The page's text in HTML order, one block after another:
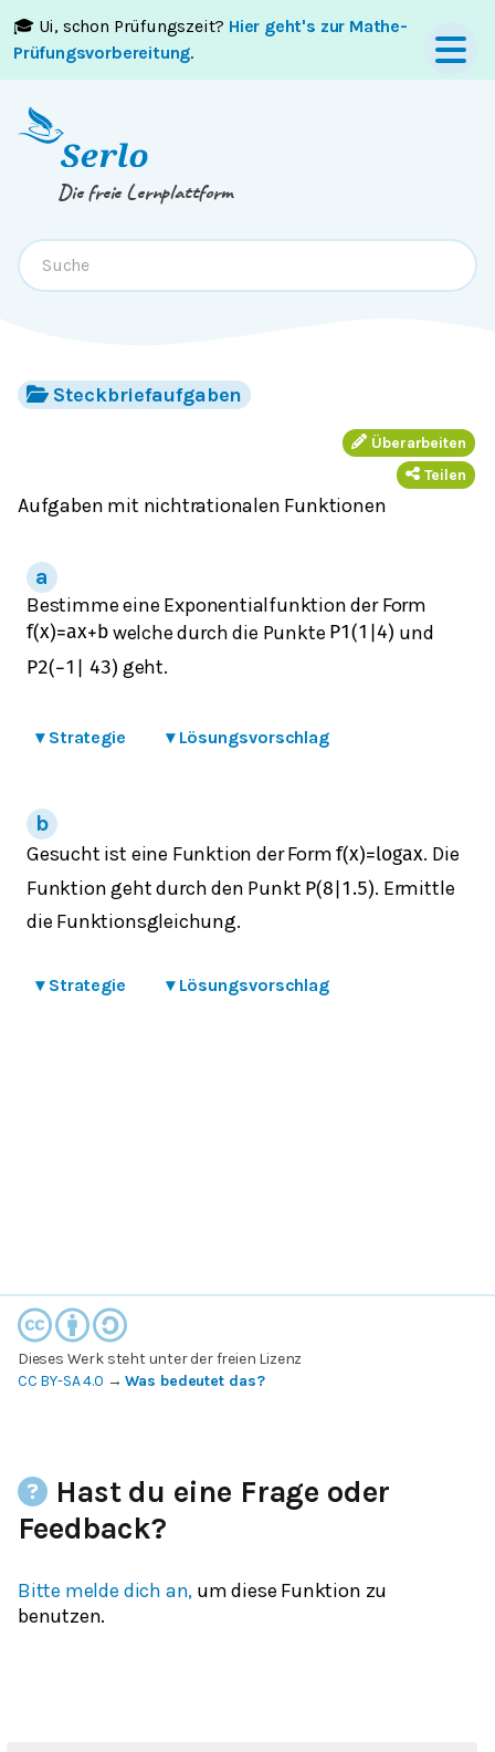
🎓 Ui, schon Prüfungszeit? Hier geht's zur Mathe-
Prüfungsvorbereitung.
Springe zumInhaltoderFooter
Die freie Lernplattform
Steckbriefaufgaben
Überarbeiten
Teilen
Aufgaben mit nichtrationalen Funktionen
Bestimme eine Exponentialfunktion der Form
f(x)=ax+ b welche durch die Punkte P1(1 |4) und
P2(−1 43) geht.
▾ Strategie ▾ Lösungsvorschlag
Gesucht ist eine Funktion der Formf(x)=logax. Die
Funktion geht durch den Punkt P(8 1.5). Ermittle
die Funktionsgleichung.
▾ Strategie ▾ Lösungsvorschlag
Dieses Werk steht unter der freien Lizenz
CC BY-SA 4.0 →Was bedeutet das?
Hast du eine Frage oder
Feedback?
Bitte melde dich an, um diese Funktion zu
benutzen.